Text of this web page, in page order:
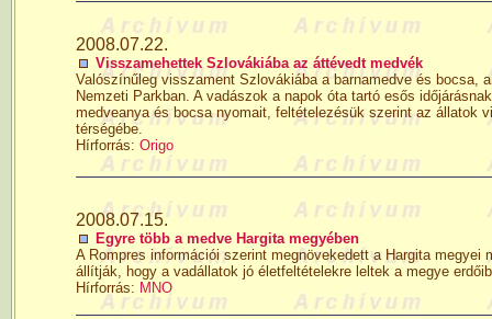
2008.07.22.
Visszamehettek Szlovákiába az áttévedt medvék
Valószínűleg visszament Szlovákiába a barnamedve és bocsa,
Nemzeti Parkban. A vadászok a napok óta tartó esős
medveanya és bocsa nyomait, feltételezésük szerint az állatok
térségébe.
Hírforrás: Origo
2008.07.15.
Egyre több a medve Hargita megyében
A Rompres információi szerint megnövekedett a Hargita
állítják, hogy a vadállatok jó életfeltételekre leltek a megye
Hírforrás: MNO